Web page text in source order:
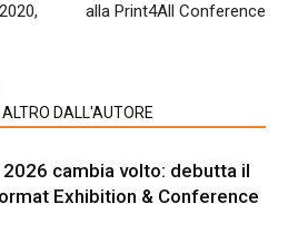
alla Print4All Conference
ALTRO DALL'AUTORE
cambia volto: debutta il
Exhibition & Conference